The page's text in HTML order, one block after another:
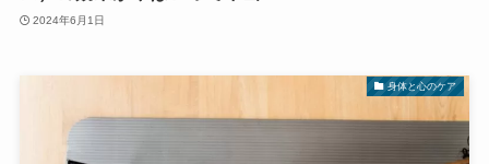
2024年6月1日
身体と心のケア